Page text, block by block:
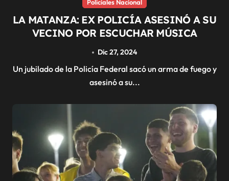
Policiales Nacional
LA MATANZA: EX POLICÍA ASESINÓ A SU
VECINO POR ESCUCHAR MÚSICA
Dic 27, 2024
Un jubilado de la Policía Federal sacó un arma de fuego y
asesinó a su...